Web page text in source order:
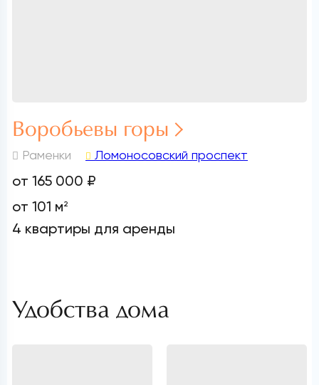
Воробьевы горы
Раменки Ломоносовский проспект
от 165 000 ₽
от 101 м 2
4 квартиры для аренды
Удобства дома